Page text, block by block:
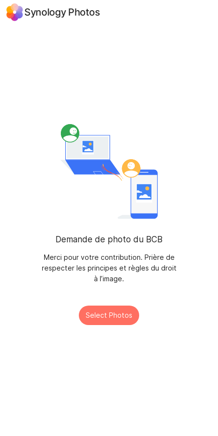
Synology Photos
Demande de photo du BCB
Merci pour votre contribution. Prière de
respecter les principes et règles du droit
à l’image.
Select Photos